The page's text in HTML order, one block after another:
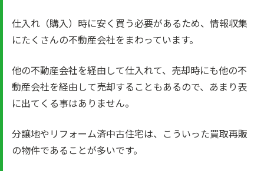
仕入れ（購入）時に安く買う必要があるため、情報収集
にたくさんの不動産会社をまわっています。
他の不動産会社を経由して仕入れて、売却時にも他の不
動産会社を経由して売却することもあるので、あまり表
に出てくる事はありません。
分譲地やリフォーム済中古住宅は、こういった買取再販
の物件であることが多いです。